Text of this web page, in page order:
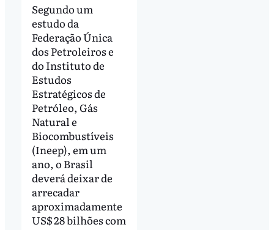
Segundo um
estudo da
Federação Única
dos Petroleiros e
do Instituto de
Estudos
Estratégicos de
Petróleo, Gás
Natural e
Biocombustíveis
(Ineep), em um
ano, o Brasil
deverá deixar de
arrecadar
aproximadamente
US$ 28 bilhões com